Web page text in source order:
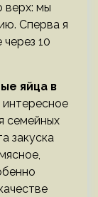
верх: мы
Сперва я
10
яйца в
семейных
закуска